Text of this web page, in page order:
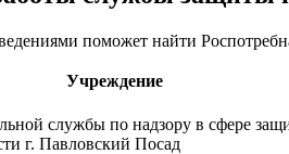
поможет найти
Учреждение
службы по надзору в сфере
г. Павловский Посад